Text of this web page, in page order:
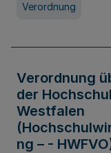
Verordnung
Verordnung
der
Westfalen
ng – -